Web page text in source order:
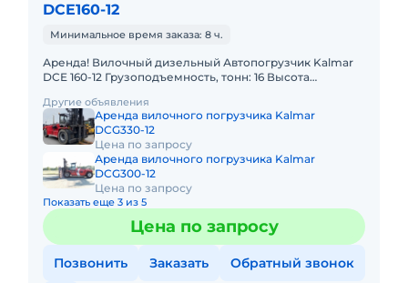
DCE160-12
Минимальное время заказа: 8 ч.
Аренда! Вилочный дизельный Автопогрузчик Kalmar
DCE 160-12 Грузоподъемность, тонн: 16 Высота
Грузоподъемность стрелы
Другие объявления
Аренда вилочного погрузчика Kalmar
DCG330-12
Цена по запросу
Аренда вилочного погрузчика Kalmar
DCG300-12
Цена по запросу
Показать еще 3 из 5
Цена по запросу
Позвонить Заказать Обратный звонок